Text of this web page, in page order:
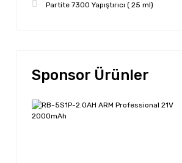
Partite 7300 Yapıştırıcı ( 25 ml)
Sponsor Ürünler